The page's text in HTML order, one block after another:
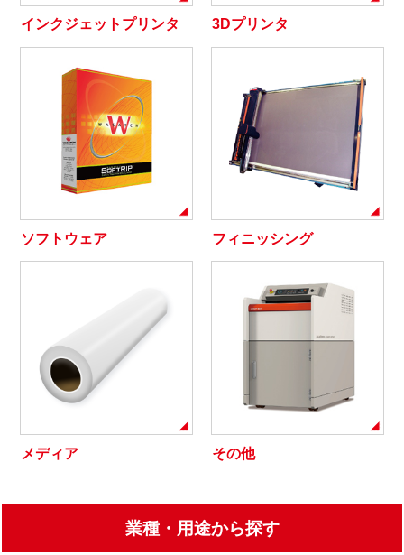
インクジェットプリンタ 3Dプリンタ
ソフトウェア フィニッシング
メディア その他
業種・用途から探す